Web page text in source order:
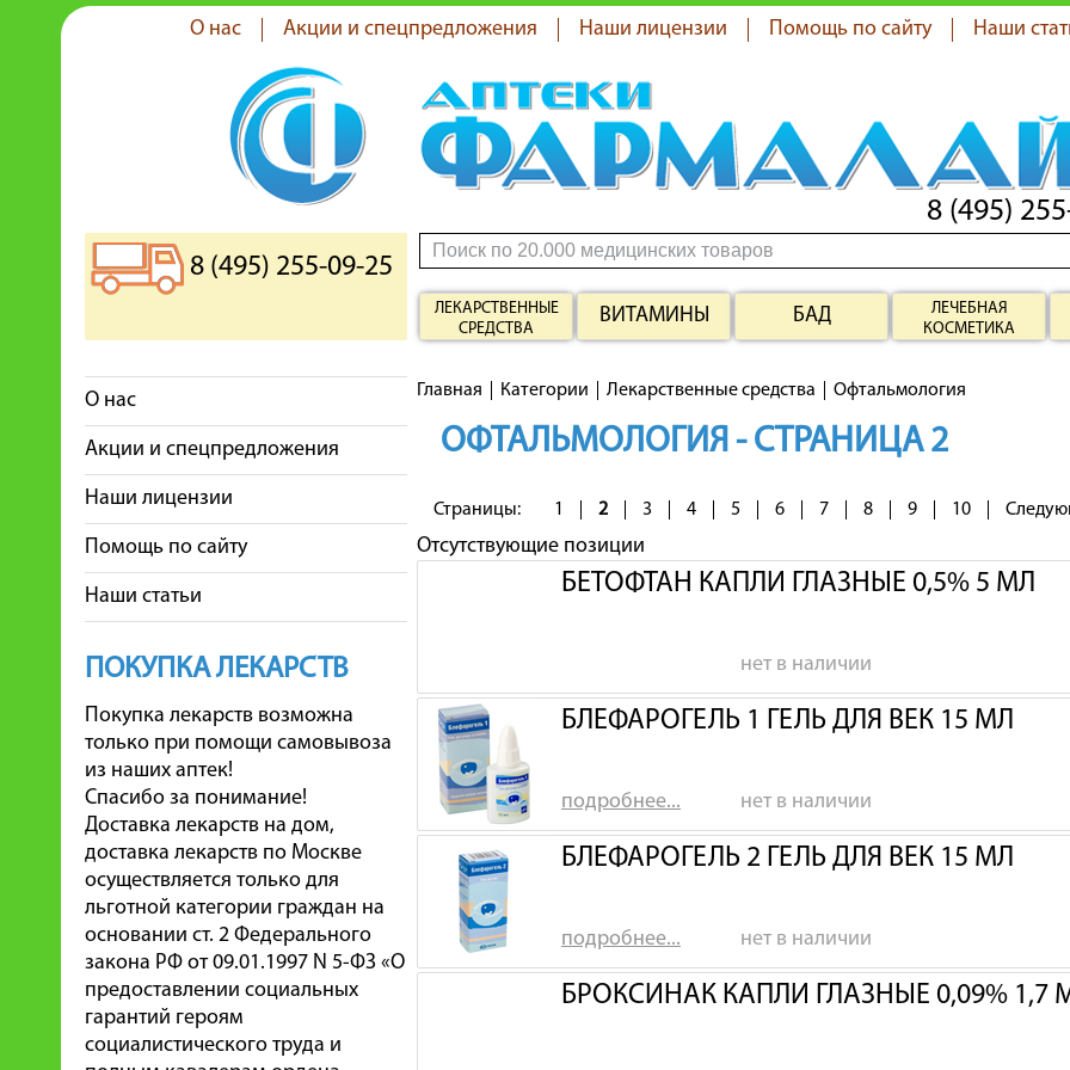
О нас Акции и спецпредложения Наши лицензии Помощь по сайту Наши
8 (495)
8 (495) 255-09-25
ЛЕКАРСТВЕННЫЕ
СРЕДСТВА
ВИТАМИНЫ БАД
ЛЕЧЕБНАЯ
КОСМЕТИКА
О нас
Акции и спецпредложения
Наши лицензии
Помощь по сайту
Наши статьи
ПОКУПКА ЛЕКАРСТВ
Покупка лекарств возможна
только при помощи самовывоза
из наших аптек!
Спасибо за понимание!
Доставка лекарств на дом,
доставка лекарств по Москве
осуществляется только для
льготной категории граждан на
основании ст. 2 Федерального
закона РФ от 09.01.1997 N 5-ФЗ «О
предоставлении социальных
гарантий героям
социалистического труда и
Главная Категории Лекарственные средства Офтальмология
ОФТАЛЬМОЛОГИЯ - СТРАНИЦА 2
Страницы: 1 2 3 4 5 6 7 8 9 10
Отсутствующие позиции
БЕТОФТАН КАПЛИ ГЛАЗНЫЕ 0,5% 5 МЛ
нет в наличии
БЛЕФАРОГЕЛЬ 1 ГЕЛЬ ДЛЯ ВЕК 15 МЛ
подробнее... нет в наличии
БЛЕФАРОГЕЛЬ 2 ГЕЛЬ ДЛЯ ВЕК 15 МЛ
подробнее... нет в наличии
БРОКСИНАК КАПЛИ ГЛАЗНЫЕ 0,09% 1,7